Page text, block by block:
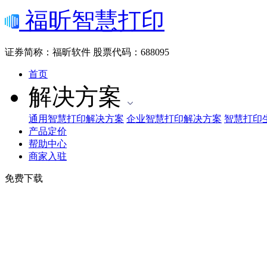
福昕智慧打印
证券简称：福昕软件 股票代码：688095
首页
解决方案
通用智慧打印解决方案 企业智慧打印解决方案 智慧打印
产品定价
帮助中心
商家入驻
免费下载